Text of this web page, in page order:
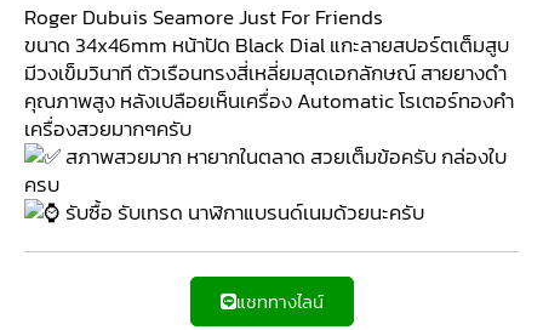
Roger Dubuis Seamore Just For Friends
ขนาด 34x46mm หน้าปัด Black Dial แกะลายสปอร์ตเต็มสูบ
มีวงเข็มวินาที ตัวเรือนทรงสี่เหลี่ยมสุดเอกลักษณ์ สายยางดำ
คุณภาพสูง หลังเปลือยเห็นเครื่อง Automatic โรเตอร์ทองคำ
เครื่องสวยมากๆครับ
สภาพสวยมาก หายากในตลาด สวยเต็มข้อครับ กล่องใบ
ครบ
รับซื้อ รับเทรด นาฬิกาแบรนด์เนมด้วยนะครับ
แชททางไลน์